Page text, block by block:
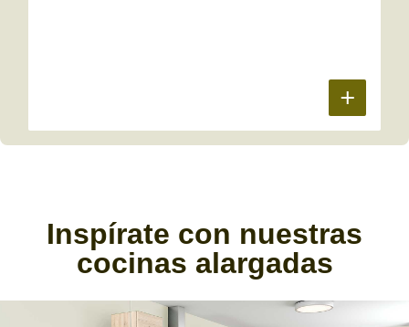
Inspírate con nuestras
cocinas alargadas